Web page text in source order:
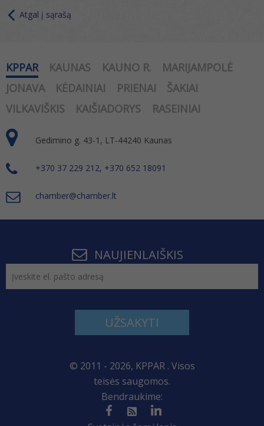
Atgal į sąrašą
KPPAR KAUNAS KAUNO R.
MARIJAMPOLĖ
JONAVA
KĖDAINIAI PRIENAI
ŠAKIAI
VILKAVIŠKIS
KAIŠIADORYS RASEINIAI
Gedimino g. 43-1, LT-44240 Kaunas
+370 37 229 212, +370 652 18091
chamber@chamber.lt
NAUJIENLAIŠKIS
UŽSAKYTI
© 2011 - 2026, KPPAR . Visos
teisės saugomos.
Bendraukime: